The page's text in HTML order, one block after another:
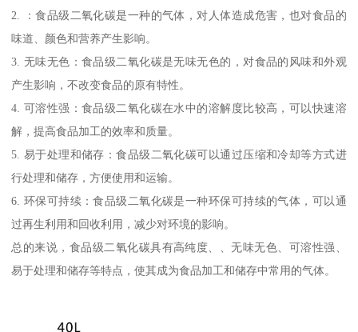
2. ：食品级二氧化碳是一种的气体，对人体造成危害，也对食品的
味道、颜色和营养产生影响。
3. 无味无色：食品级二氧化碳是无味无色的，对食品的风味和外观
产生影响，不改变食品的原有特性。
4. 可溶性强：食品级二氧化碳在水中的溶解度比较高，可以快速溶
解，提高食品加工的效率和质量。
5. 易于处理和储存：食品级二氧化碳可以通过压缩和冷却等方式进
行处理和储存，方便使用和运输。
6. 环保可持续：食品级二氧化碳是一种环保可持续的气体，可以通
过再生利用和回收利用，减少对环境的影响。
总的来说，食品级二氧化碳具有高纯度、、无味无色、可溶性强、
易于处理和储存等特点，使其成为食品加工和储存中常用的气体。